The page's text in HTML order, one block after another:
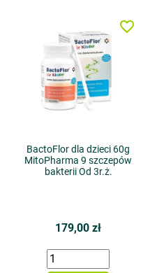
BactoFlor dla dzieci 60g
MitoPharma 9 szczepów
bakterii Od 3r.ż.
179,00 zł
favorite_border